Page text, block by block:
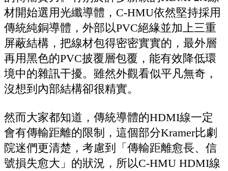
材開始選用光纖導體，C-HMU依然堅持採用
傳統純銅導體，外部以PVC絕緣並加上三重
屏蔽結構，把線材包得密密實實的，最外層
再用黑色的PVC披覆層包覆，能有效降低環
境中的雜訊干擾。雖然外觀看似平凡無奇，
沒想到內部結構卻很精實。
然而大家都知道，傳統導體的HDMI線一定
會有傳輸距離的限制，這個部分Kramer比劇
院迷們更清楚，考慮到「傳輸距離愈長、信
號損失愈大」的狀況，所以C-HMU HDMI線